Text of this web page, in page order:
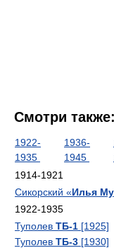
Смотри также:
1922-
1935
1936-
1945
1914-1921
Сикорский «Илья
1922-1935
Туполев ТБ-1 [1925]
Туполев ТБ-3 [1930]